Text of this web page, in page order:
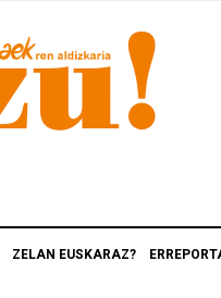
ZELAN EUSKARAZ?